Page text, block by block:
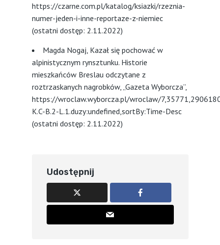
https://czarne.com.pl/katalog/ksiazki/rzeznia-
numer-jeden-i-inne-reportaze-z-niemiec
(ostatni dostęp: 2.11.2022)
Magda Nogaj, Kazał się pochować w
alpinistycznym rynsztunku. Historie
mieszkańców Breslau odczytane z
roztrzaskanych nagrobków, „Gazeta Wyborcza”,
https://wroclaw.wyborcza.pl/wroclaw/
K.C-B.2-L.1.duzy:undefined,sortBy:Time-Desc
(ostatni dostęp: 2.11.2022)
Udostępnij